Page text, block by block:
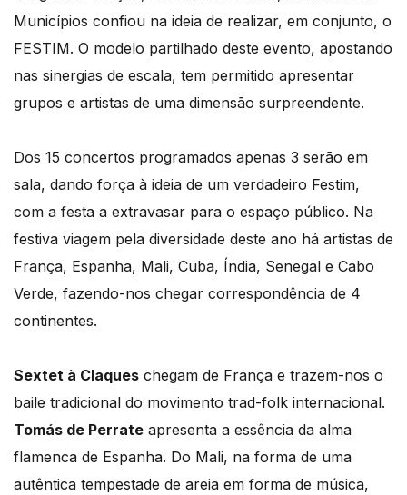
Municípios confiou na ideia de realizar, em conjunto, o
FESTIM. O modelo partilhado deste evento, apostando
nas sinergias de escala, tem permitido apresentar
grupos e artistas de uma dimensão surpreendente.
Dos 15 concertos programados apenas 3 serão em
sala, dando força à ideia de um verdadeiro Festim,
com a festa a extravasar para o espaço público. Na
festiva viagem pela diversidade deste ano há artistas de
França, Espanha, Mali, Cuba, Índia, Senegal e Cabo
Verde, fazendo-nos chegar correspondência de 4
continentes.
Sextet à Claques chegam de França e trazem-nos o
baile tradicional do movimento trad-folk internacional.
Tomás de Perrate apresenta a essência da alma
flamenca de Espanha. Do Mali, na forma de uma
autêntica tempestade de areia em forma de música,